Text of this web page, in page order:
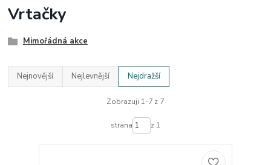
Vrtačky
Mimořádná akce
Nejnovější Nejlevnější Nejdražší
Zobrazuji 1-7 z 7
strana z 1